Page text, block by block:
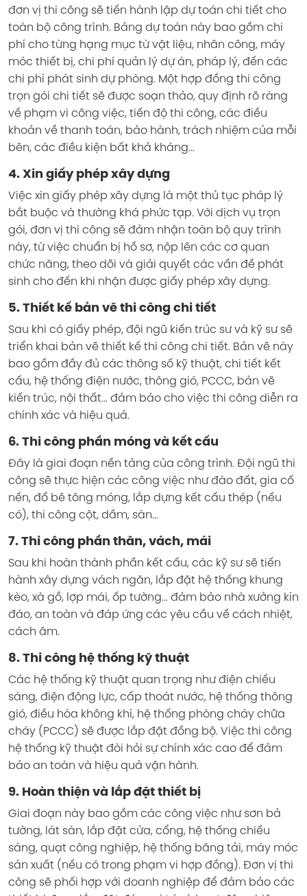
đơn vị thi công sẽ tiến hành lập dự toán chi tiết cho
toàn bộ công trình. Bảng dự toán này bao gồm chi
phí cho từng hạng mục từ vật liệu, nhân công, máy
móc thiết bị, chi phí quản lý dự án, pháp lý, đến các
chi phí phát sinh dự phòng. Một hợp đồng thi công
trọn gói chi tiết sẽ được soạn thảo, quy định rõ ràng
về phạm vi công việc, tiến độ thi công, các điều
khoản về thanh toán, bảo hành, trách nhiệm của mỗi
bên, các điều kiện bất khả kháng...
4. Xin giấy phép xây dựng
Việc xin giấy phép xây dựng là một thủ tục pháp lý
bắt buộc và thường khá phức tạp. Với dịch vụ trọn
gói, đơn vị thi công sẽ đảm nhận toàn bộ quy trình
này, từ việc chuẩn bị hồ sơ, nộp lên các cơ quan
chức năng, theo dõi và giải quyết các vấn đề phát
sinh cho đến khi nhận được giấy phép xây dựng.
5. Thiết kế bản vẽ thi công chi tiết
Sau khi có giấy phép, đội ngũ kiến trúc sư và kỹ sư sẽ
triển khai bản vẽ thiết kế thi công chi tiết. Bản vẽ này
bao gồm đầy đủ các thông số kỹ thuật, chi tiết kết
cấu, hệ thống điện nước, thông gió, PCCC, bản vẽ
kiến trúc, nội thất... đảm bảo cho việc thi công diễn ra
chính xác và hiệu quả.
6. Thi công phần móng và kết cấu
Đây là giai đoạn nền tảng của công trình. Đội ngũ thi
công sẽ thực hiện các công việc như đào đất, gia cố
nền, đổ bê tông móng, lắp dựng kết cấu thép (nếu
có), thi công cột, dầm, sàn...
7. Thi công phần thân, vách, mái
Sau khi hoàn thành phần kết cấu, các kỹ sư sẽ tiến
hành xây dựng vách ngăn, lắp đặt hệ thống khung
kèo, xà gồ, lợp mái, ốp tường... đảm bảo nhà xưởng kín
đáo, an toàn và đáp ứng các yêu cầu về cách nhiệt,
cách âm.
8. Thi công hệ thống kỹ thuật
Các hệ thống kỹ thuật quan trọng như điện chiếu
sáng, điện động lực, cấp thoát nước, hệ thống thông
gió, điều hòa không khí, hệ thống phòng cháy chữa
cháy (PCCC) sẽ được lắp đặt đồng bộ. Việc thi công
hệ thống kỹ thuật đòi hỏi sự chính xác cao để đảm
bảo an toàn và hiệu quả vận hành.
9. Hoàn thiện và lắp đặt thiết bị
Giai đoạn này bao gồm các công việc như sơn bả
tường, lát sàn, lắp đặt cửa, cổng, hệ thống chiếu
sáng, quạt công nghiệp, hệ thống băng tải, máy móc
sản xuất (nếu có trong phạm vi hợp đồng). Đơn vị thi
công sẽ phối hợp với doanh nghiệp để đảm bảo các